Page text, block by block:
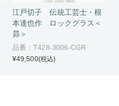
江戸切子 伝統工芸士・根
本達也作 ロックグラス＜
昴＞
品番：T428-3006-CGR
¥49,500(税込)